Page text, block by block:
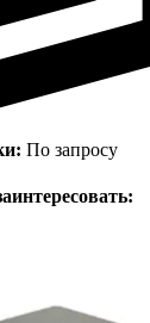
По запросу